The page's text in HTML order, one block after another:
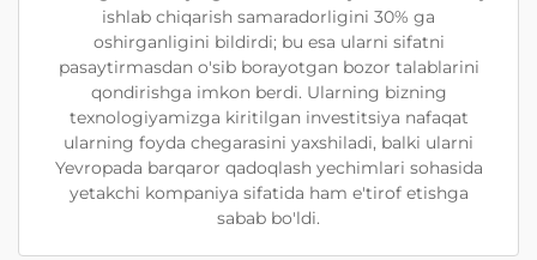
ishlab chiqarish samaradorligini 30% ga
oshirganligini bildirdi; bu esa ularni sifatni
pasaytirmasdan o'sib borayotgan bozor talablarini
qondirishga imkon berdi. Ularning bizning
texnologiyamizga kiritilgan investitsiya nafaqat
ularning foyda chegarasini yaxshiladi, balki ularni
Yevropada barqaror qadoqlash yechimlari sohasida
yetakchi kompaniya sifatida ham e'tirof etishga
sabab bo'ldi.